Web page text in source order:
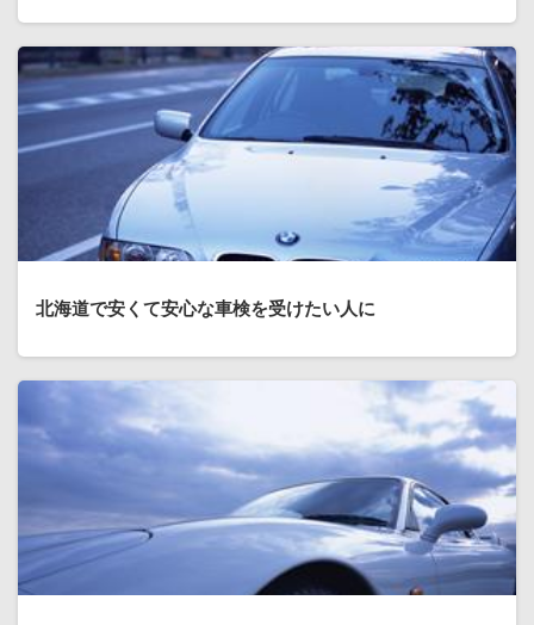
北海道で安くて安心な車検を受けたい人に